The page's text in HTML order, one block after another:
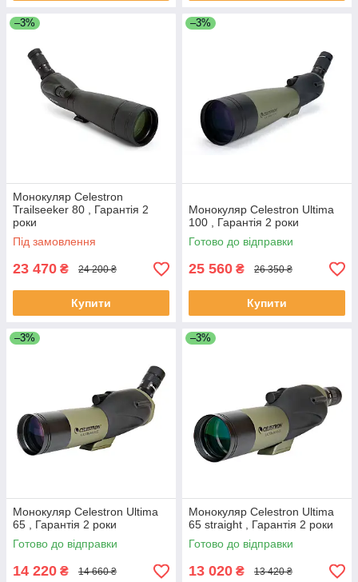
–3%
Монокуляр Celestron
Trailseeker 80 , Гарантія 2
роки
Під замовлення
23 470 ₴ 24 200 ₴
Купити
–3%
Монокуляр Celestron Ultima
100 , Гарантія 2 роки
Готово до відправки
25 560 ₴ 26 350 ₴
Купити
–3%
Монокуляр Celestron Ultima
65 , Гарантія 2 роки
Готово до відправки
14 220 ₴ 14 660 ₴
–3%
Монокуляр Celestron Ultima
65 straight , Гарантія 2 роки
Готово до відправки
13 020 ₴ 13 420 ₴